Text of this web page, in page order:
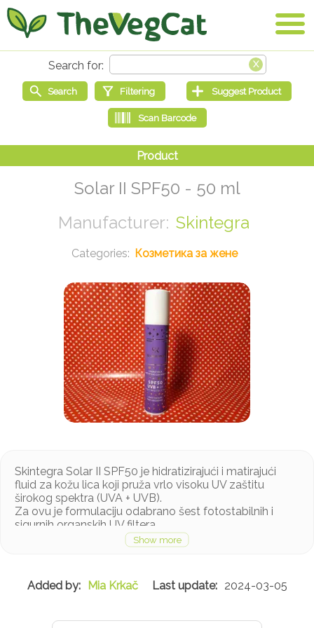
Solar II SPF50 - 50 ml
Skintegra
Козметика за жене
Skintegra Solar II SPF50 je hidratizirajući i matirajući
fluid za kožu lica koji pruža vrlo visoku UV zaštitu
širokog spektra (UVA + UVB).
Za ovu je formulaciju odabrano šest fotostabilnih i
sigurnih organskih UV filtera.
Odabranim filterima nove generacije koje smo koristili u
Solaru I pridružen je šesti, fotostabilni i u vodi topiv UV
Ovi filteri zajedničkim djelovanjem upijaju, raspršuju i
reflektiraju UV zračenje te snažno štite kožu od
Osim od UV zračenja, navedeni filteri štite kožu i od
Mia Krkač 2024-03-05